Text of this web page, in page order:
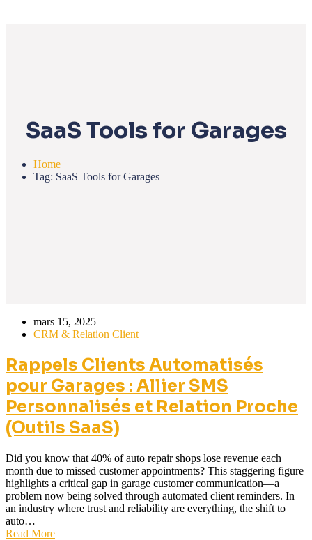
SaaS Tools for Garages
Home
Tag: SaaS Tools for Garages
mars 15, 2025
CRM & Relation Client
Rappels Clients Automatisés
pour Garages : Allier SMS
Personnalisés et Relation Proche
(Outils SaaS)
Did you know that 40% of auto repair shops lose revenue each
month due to missed customer appointments? This staggering figure
highlights a critical gap in garage customer communication—a
problem now being solved through automated client reminders. In
an industry where trust and reliability are everything, the shift to
auto…
Read More